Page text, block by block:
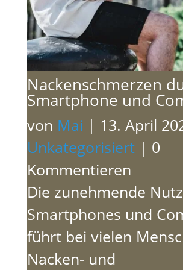
Nackenschmerzen
Smartphone und
von Mai | 13. April
Unkategorisiert| 0
Kommentieren
Die zunehmende
Smartphones und
führt bei vielen
Nacken- und